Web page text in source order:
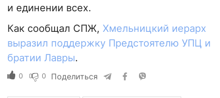
и единении всех.
Как сообщал СПЖ, Хмельницкий иерарх
выразил поддержку Предстоятелю УПЦ и
братии Лавры.
0 0 Поделиться